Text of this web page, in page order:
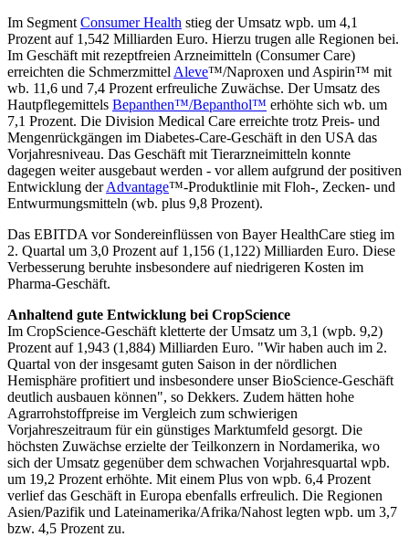
Im Segment Consumer Health stieg der Umsatz wpb. um 4,1
Prozent auf 1,542 Milliarden Euro. Hierzu trugen alle Regionen bei.
Im Geschäft mit rezeptfreien Arzneimitteln (Consumer Care)
erreichten die Schmerzmittel Aleve™/Naproxen und Aspirin™ mit
wb. 11,6 und 7,4 Prozent erfreuliche Zuwächse. Der Umsatz des
Hautpflegemittels Bepanthen™/Bepanthol™ erhöhte sich wb. um
7,1 Prozent. Die Division Medical Care erreichte trotz Preis- und
Mengenrückgängen im Diabetes-Care-Geschäft in den USA das
Vorjahresniveau. Das Geschäft mit Tierarzneimitteln konnte
dagegen weiter ausgebaut werden - vor allem aufgrund der positiven
Entwicklung derAdvantage™-Produktlinie mit Floh-, Zecken- und
Entwurmungsmitteln (wb. plus 9,8 Prozent).
Das EBITDA vor Sondereinflüssen von Bayer HealthCare stieg im
2. Quartal um 3,0 Prozent auf 1,156 (1,122) Milliarden Euro. Diese
Verbesserung beruhte insbesondere auf niedrigeren Kosten im
Pharma-Geschäft.
Anhaltend gute Entwicklung bei CropScience
Im CropScience-Geschäft kletterte der Umsatz um 3,1 (wpb. 9,2)
Prozent auf 1,943 (1,884) Milliarden Euro. "Wir haben auch im 2.
Quartal von der insgesamt guten Saison in der nördlichen
Hemisphäre profitiert und insbesondere unser BioScience-Geschäft
deutlich ausbauen können", so Dekkers. Zudem hätten hohe
Agrarrohstoffpreise im Vergleich zum schwierigen
Vorjahreszeitraum für ein günstiges Marktumfeld gesorgt. Die
höchsten Zuwächse erzielte der Teilkonzern in Nordamerika, wo
sich der Umsatz gegenüber dem schwachen Vorjahresquartal wpb.
um 19,2 Prozent erhöhte. Mit einem Plus von wpb. 6,4 Prozent
verlief das Geschäft in Europa ebenfalls erfreulich. Die Regionen
Asien/Pazifik und Lateinamerika/Afrika/Nahost legten wpb. um 3,7
bzw. 4,5 Prozent zu.